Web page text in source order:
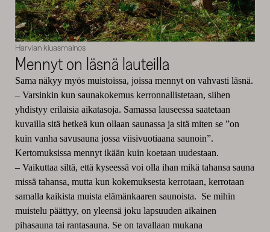
Harvian kiuasmainos
Mennyt on läsnä lauteilla
Sama näkyy myös muistoissa, joissa mennyt on vahvasti läsnä.
– Varsinkin kun saunakokemus kerronnallistetaan, siihen
yhdistyy erilaisia aikatasoja. Samassa lauseessa saatetaan
kuvailla sitä hetkeä kun ollaan saunassa ja sitä miten se ”on
kuin vanha savusauna jossa viisivuotiaana saunoin”.
Kertomuksissa mennyt ikään kuin koetaan uudestaan.
– Vaikuttaa siltä, että kyseessä voi olla ihan mikä tahansa sauna
missä tahansa, mutta kun kokemuksesta kerrotaan, kerrotaan
samalla kaikista muista elämänkaaren saunoista. Se mihin
muistelu päättyy, on yleensä joku lapsuuden aikainen
pihasauna tai rantasauna. Se on tavallaan mukana